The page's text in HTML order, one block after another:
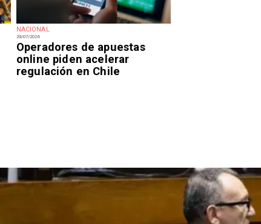
NACIONAL
29/07/2026
Operadores de apuestas
online piden acelerar
regulación en Chile